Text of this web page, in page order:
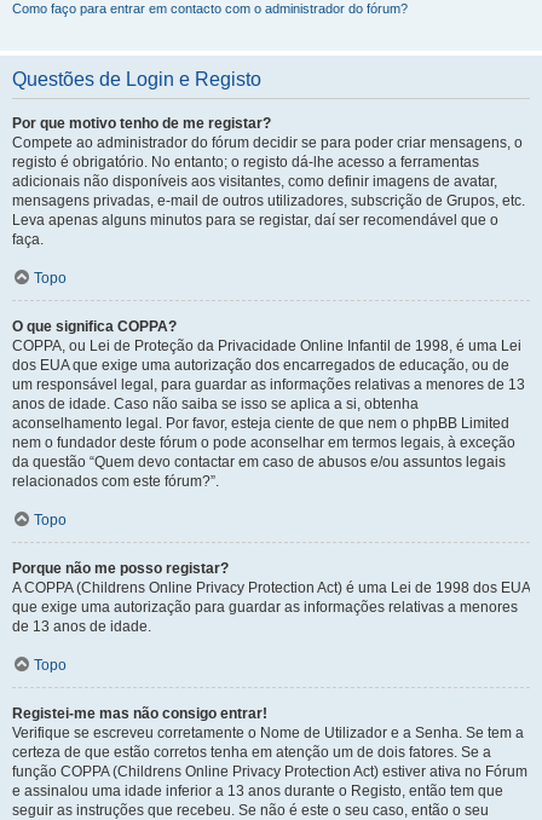
Como faço para entrar em contacto com o administrador do fórum?
Questões de Login e Registo
Por que motivo tenho de me registar?
Compete ao administrador do fórum decidir se para poder criar mensagens, o
registo é obrigatório. No entanto; o registo dá-lhe acesso a ferramentas
adicionais não disponíveis aos visitantes, como definir imagens de avatar,
mensagens privadas, e-mail de outros utilizadores, subscrição de Grupos, etc.
Leva apenas alguns minutos para se registar, daí ser recomendável que o
faça.
Topo
O que significa COPPA?
COPPA, ou Lei de Proteção da Privacidade Online Infantil de 1998, é uma Lei
dos EUA que exige uma autorização dos encarregados de educação, ou de
um responsável legal, para guardar as informações relativas a menores de 13
anos de idade. Caso não saiba se isso se aplica a si, obtenha
aconselhamento legal. Por favor, esteja ciente de que nem o phpBB Limited
nem o fundador deste fórum o pode aconselhar em termos legais, à exceção
da questão “Quem devo contactar em caso de abusos e/ou assuntos legais
relacionados com este fórum?”.
Topo
Porque não me posso registar?
A COPPA (Childrens Online Privacy Protection Act) é uma Lei de 1998 dos EUA
que exige uma autorização para guardar as informações relativas a menores
de 13 anos de idade.
Topo
Registei-me mas não consigo entrar!
Verifique se escreveu corretamente o Nome de Utilizador e a Senha. Se tem a
certeza de que estão corretos tenha em atenção um de dois fatores. Se a
função COPPA (Childrens Online Privacy Protection Act) estiver ativa no Fórum
e assinalou uma idade inferior a 13 anos durante o Registo, então tem que
seguir as instruções que recebeu. Se não é este o seu caso, então o seu